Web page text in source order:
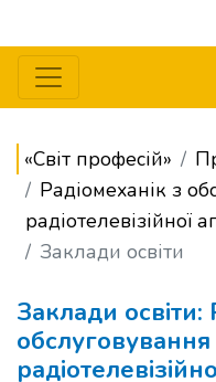
«Світ професій»
Радіомеханік з
радіотелевізійної
Заклади освіти
Заклади освіти: